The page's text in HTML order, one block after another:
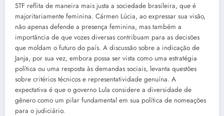
STF reflita de maneira mais justa a sociedade brasileira, que é
majoritariamente feminina. Cármen Lúcia, ao expressar sua visão,
não apenas defende a presença feminina, mas também a
importância de que vozes diversas contribuam para as decisões
que moldam o futuro do país. A discussão sobre a indicação de
Janja, por sua vez, embora possa ser vista como uma estratégia
política ou uma resposta às demandas sociais, levanta questões
sobre critérios técnicos e representatividade genuína. A
expectativa é que o governo Lula considere a diversidade de
gênero como um pilar fundamental em sua política de nomeações
para o judiciário.